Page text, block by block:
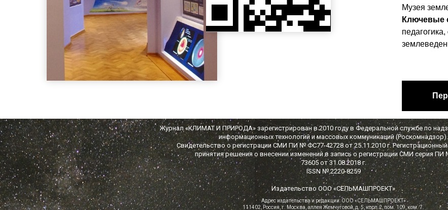
Музея
Ключевые
Журнал «КЛИМАТ И ПРИРОДА» зарегистрирован в 2010 году в Федеральной службе по
информационных технологий и массовых коммуникаций (Роскомнадзор).
Свидетельство о регистрации СМИ ПИ № ФС77-42728 от 25.11.2010 г.
принятия решения о внесении изменений в запись о регистрации СМИ серия
73605 от 31.08.2018 г.
ISSN № 2220-8259
Издательство ООО «СЕЛЬМАШПРОЕКТ»
Адрес издательства и редакции: ООО «СЕЛЬМАШПРОЕКТ»
111402, Россия, г. Москва, аллея Жемчуговой, д. 5, корп.2, пом. 109, ком. 7.